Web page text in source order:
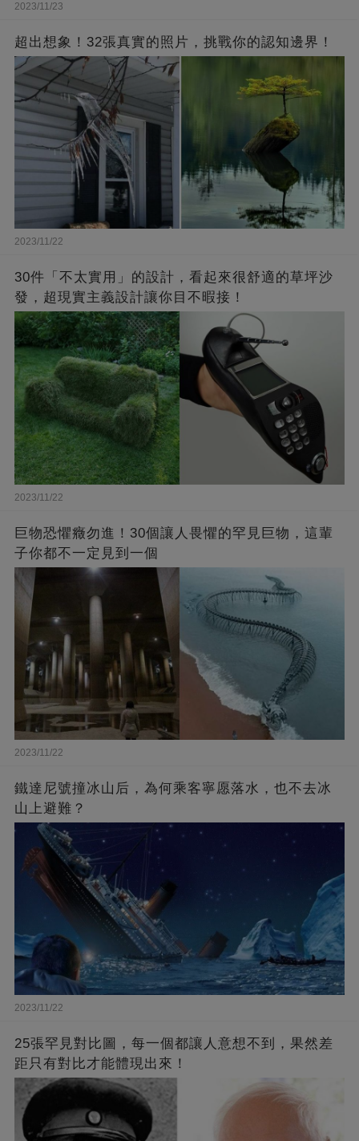
2023/11/23
超出想象！32張真實的照片，挑戰你的認知邊界！
2023/11/22
30件「不太實用」的設計，看起來很舒適的草坪沙
發，超現實主義設計讓你目不暇接！
2023/11/22
巨物恐懼癥勿進！30個讓人畏懼的罕見巨物，這輩
子你都不一定見到一個
2023/11/22
鐵達尼號撞冰山后，為何乘客寧愿落水，也不去冰
山上避難？
2023/11/22
25張罕見對比圖，每一個都讓人意想不到，果然差
距只有對比才能體現出來！